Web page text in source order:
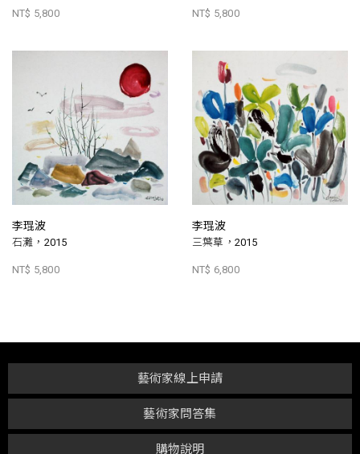
NT$ 5,800 NT$ 5,800
李琨波
石灘，2015
NT$ 5,800
李琨波
三葉草，2015
NT$ 6,800
購物說明
藝術家問答集
藝術家線上申請